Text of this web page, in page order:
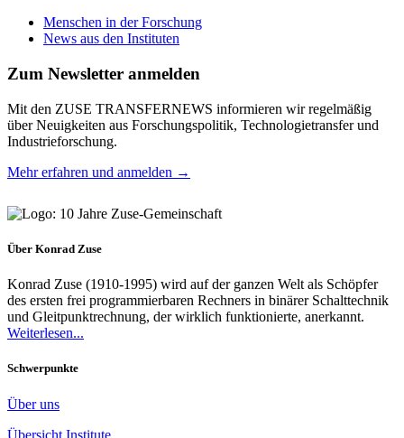
Menschen in der Forschung
News aus den Instituten
Zum Newsletter anmelden
Mit den ZUSE TRANSFERNEWS informieren wir regelmäßig
über Neuigkeiten aus Forschungspolitik, Technologietransfer und
Industrieforschung.
Mehr erfahren und anmelden →
Über Konrad Zuse
Konrad Zuse (1910-1995) wird auf der ganzen Welt als Schöpfer
des ersten frei programmierbaren Rechners in binärer Schalttechnik
und Gleitpunktrechnung, der wirklich funktionierte, anerkannt.
Weiterlesen...
Schwerpunkte
Über uns
Übersicht Institute